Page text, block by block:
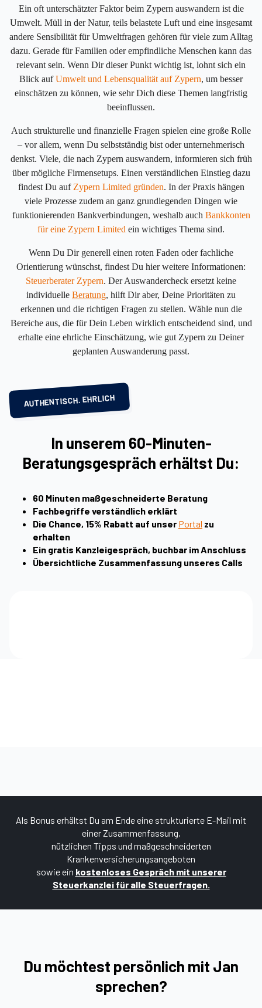
Ein oft unterschätzter Faktor beim Zypern auswandern ist die
Umwelt. Müll in der Natur, teils belastete Luft und eine insgesamt
andere Sensibilität für Umweltfragen gehören für viele zum Alltag
dazu. Gerade für Familien oder empfindliche Menschen kann das
relevant sein. Wenn Dir dieser Punkt wichtig ist, lohnt sich ein
Blick aufUmwelt und Lebensqualität auf Zypern, um besser
einschätzen zu können, wie sehr Dich diese Themen langfristig
beeinflussen.
Auch strukturelle und finanzielle Fragen spielen eine große Rolle
– vor allem, wenn Du selbstständig bist oder unternehmerisch
denkst. Viele, die nach Zypern auswandern, informieren sich früh
über mögliche Firmensetups. Einen verständlichen Einstieg dazu
findest Du auf Zypern Limited gründen. In der Praxis hängen
viele Prozesse zudem an ganz grundlegenden Dingen wie
funktionierenden Bankverbindungen, weshalb auch Bankkonten
für eine Zypern Limited ein wichtiges Thema sind.
Wenn Du Dir generell einen roten Faden oder fachliche
Orientierung wünschst, findest Du hier weitere Informationen:
Steuerberater Zypern. Der Auswandercheck ersetzt keine
individuelle Beratung, hilft Dir aber, Deine Prioritäten zu
erkennen und die richtigen Fragen zu stellen. Wähle nun die
Bereiche aus, die für Dein Leben wirklich entscheidend sind, und
erhalte eine ehrliche Einschätzung, wie gut Zypern zu Deiner
geplanten Auswanderung passt.
AUTHENTISCH. EHRLICH
In unserem 60-Minuten-
Beratungsgespräch erhältst Du:
60 Minuten maßgeschneiderte Beratung
Fachbegriffe verständlich erklärt
Die Chance, 15% Rabatt auf unser Portal zu
erhalten
Ein gratis Kanzleigespräch, buchbar im Anschluss
Übersichtliche Zusammenfassung unseres Calls
Als Bonus erhältst Du am Ende eine strukturierte E-Mail mit
einer Zusammenfassung,
nützlichen Tipps und maßgeschneiderten
Krankenversicherungsangeboten
sowie ein kostenloses Gespräch mit unserer
Steuerkanzlei für alle Steuerfragen.
Du möchtest persönlich mit Jan
sprechen?